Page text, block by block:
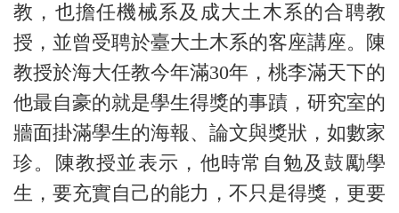
教，也擔任機械系及成大土木系的合聘教
授，並曾受聘於臺大土木系的客座講座。陳
教授於海大任教今年滿30年，桃李滿天下的
他最自豪的就是學生得獎的事蹟，研究室的
牆面掛滿學生的海報、論文與獎狀，如數家
珍。陳教授並表示，他時常自勉及鼓勵學
生，要充實自己的能力，不只是得獎，更要